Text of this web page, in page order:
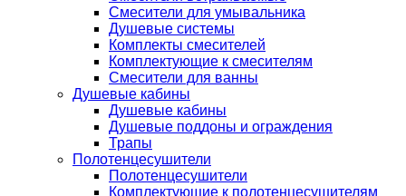
Смесители для умывальника
Душевые системы
Комплекты смесителей
Комплектующие к смесителям
Смесители для ванны
Душевые кабины
Душевые кабины
Душевые поддоны и ограждения
Трапы
Полотенцесушители
Полотенцесушители
Комплектующие к полотенцесушителям